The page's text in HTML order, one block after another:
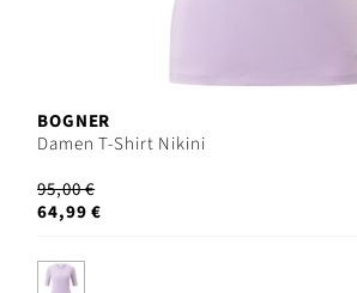
BOGNER
Damen T-Shirt Nikini
95,00 €
64,99 €